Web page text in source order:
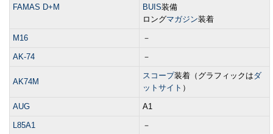
FAMAS D+M
BUIS装備
ロングマガジン装着
M16 －
AK-74 －
AK74M
スコープ装着（グラフィックはダ
ットサイト ）
AUG A1
L85A1 －